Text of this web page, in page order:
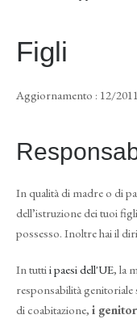
Figli
Aggiornamento : 12/2011
In qualità di madre o di
dell’istruzione dei tuoi
possesso. Inoltre hai il
In tuttii paesi dell'UE, la
responsabilità
di coabitazione, i